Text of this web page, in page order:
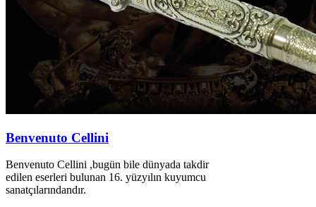
Benvenuto Cellini
Benvenuto Cellini ,bugün bile dünyada takdir
edilen eserleri bulunan 16. yüzyılın kuyumcu
sanatçılarındandır.